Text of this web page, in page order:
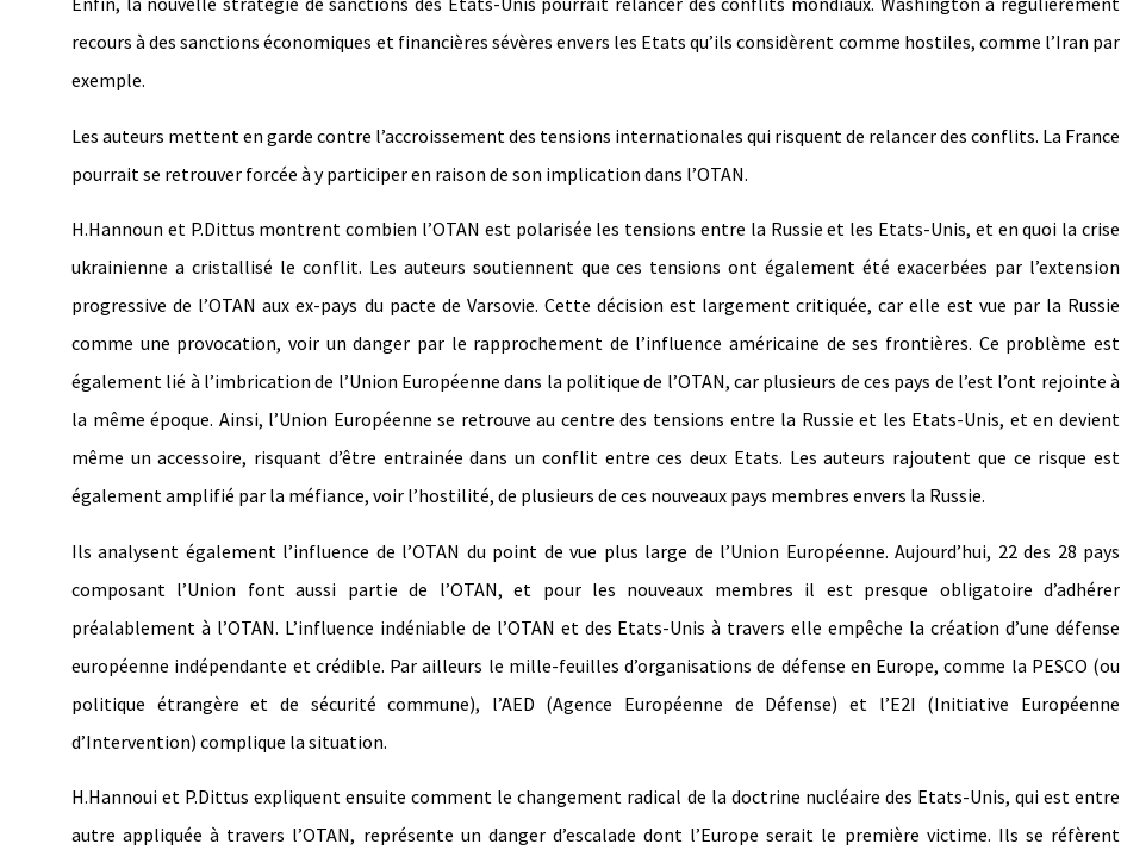
recours à des sanctions économiques et financières sévères envers les Etats qu’ils considèrent comme hostiles, comme l’Iran par
exemple.
Les auteurs mettent en garde contre l’accroissement des tensions internationales qui risquent de relancer des conflits. La France
pourrait se retrouver forcée à y participer en raison de son implication dans l’OTAN.
H.Hannoun et P.Dittus montrent combien l’OTAN est polarisée les tensions entre la Russie et les Etats-Unis, et en quoi la crise
ukrainienne a cristallisé le conflit. Les auteurs soutiennent que ces tensions ont également été exacerbées par l’extension
progressive de l’OTAN aux ex-pays du pacte de Varsovie. Cette décision est largement critiquée, car elle est vue par la Russie
comme une provocation, voir un danger par le rapprochement de l’influence américaine de ses frontières. Ce problème est
également lié à l’imbrication de l’Union Européenne dans la politique de l’OTAN, car plusieurs de ces pays de l’est l’ont rejointe à
la même époque. Ainsi, l’Union Européenne se retrouve au centre des tensions entre la Russie et les Etats-Unis, et en devient
même un accessoire, risquant d’être entrainée dans un conflit entre ces deux Etats. Les auteurs rajoutent que ce risque est
également amplifié par la méfiance, voir l’hostilité, de plusieurs de ces nouveaux pays membres envers la Russie.
Ils analysent également l’influence de l’OTAN du point de vue plus large de l’Union Européenne. Aujourd’hui, 22 des 28 pays
composant l’Union font aussi partie de l’OTAN, et pour les nouveaux membres il est presque obligatoire d’adhérer
préalablement à l’OTAN. L’influence indéniable de l’OTAN et des Etats-Unis à travers elle empêche la création d’une défense
européenne indépendante et crédible. Par ailleurs le mille-feuilles d’organisations de défense en Europe, comme la PESCO (ou
politique étrangère et de sécurité commune), l’AED (Agence Européenne de Défense) et l’E2I (Initiative Européenne
d’Intervention) complique la situation.
H.Hannoui et P.Dittus expliquent ensuite comment le changement radical de la doctrine nucléaire des Etats-Unis, qui est entre
autre appliquée à travers l’OTAN, représente un danger d’escalade dont l’Europe serait le première victime. Ils se réfèrent